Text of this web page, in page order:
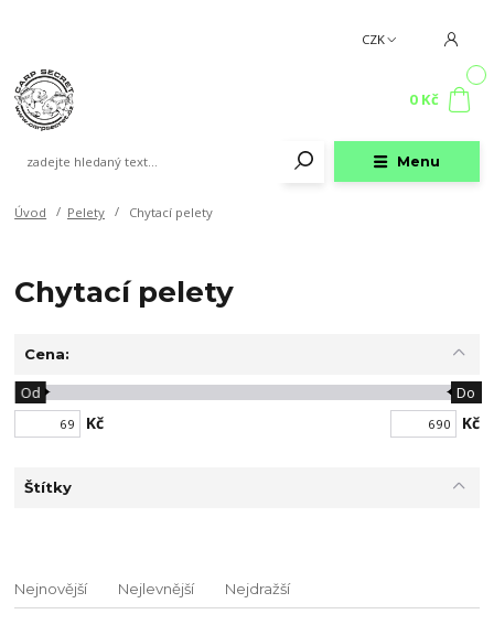
Menu
CZK
0 Kč
Úvod Pelety Chytací pelety
Chytací pelety
Cena:
Kč
Od Do
Kč
Štítky
Nejnovější Nejlevnější Nejdražší